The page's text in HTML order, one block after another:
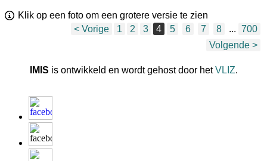
Klik op een foto om een grotere versie te zien
< Vorige
1 2 3 4 5 6 7 8 ... 700
Volgende >
IMIS is ontwikkeld en wordt gehost door hetVLIZ.